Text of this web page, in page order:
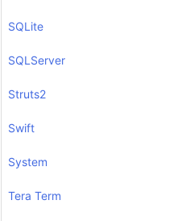
SQLite
SQLServer
Struts2
Swift
System
Tera Term